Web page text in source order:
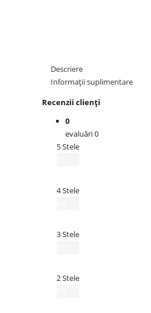
Descriere
Informații suplimentare
Recenzii clienți
0
evaluări 0
5 Stele
4 Stele
3 Stele
2 Stele